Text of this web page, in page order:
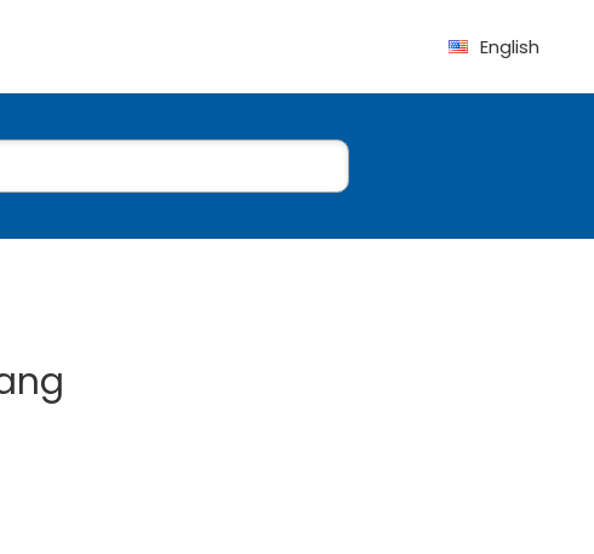
English